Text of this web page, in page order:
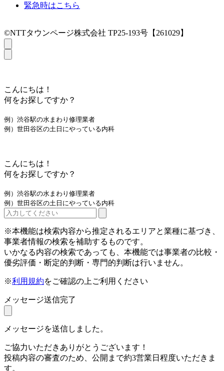
緊急時はこちら
©NTTタウンページ株式会社 TP25-193号【261029】
こんにちは！
何をお探しですか？
例）渋谷駅の水まわり修理業者
例）世田谷区の土日にやっている内科
こんにちは！
何をお探しですか？
例）渋谷駅の水まわり修理業者
例）世田谷区の土日にやっている内科
※本機能は検索内容から推定されるエリアと業種に基づき、
事業者情報の検索を補助するものです。
いかなる内容の検索であっても、本機能では事業者の比較・
優劣評価・断定的判断・専門的判断は行いません。
※利用規約をご確認の上ご利用ください
メッセージ送信完了
メッセージを送信しました。
ご協力いただきありがとうございます！
投稿内容の審査のため、公開まで約3営業日程度いただきま
す。